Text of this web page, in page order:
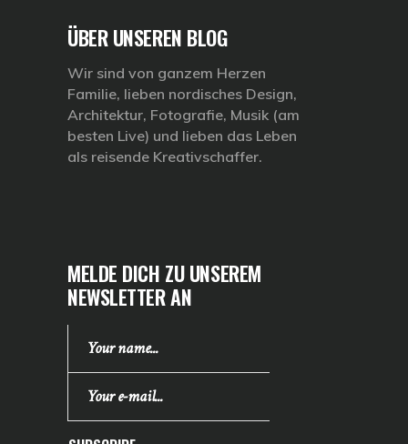
ÜBER UNSEREN BLOG
Wir sind von ganzem Herzen
Familie, lieben nordisches Design,
Architektur, Fotografie, Musik (am
besten Live) und lieben das Leben
als reisende Kreativschaffer.
MELDE DICH ZU UNSEREM
NEWSLETTER AN